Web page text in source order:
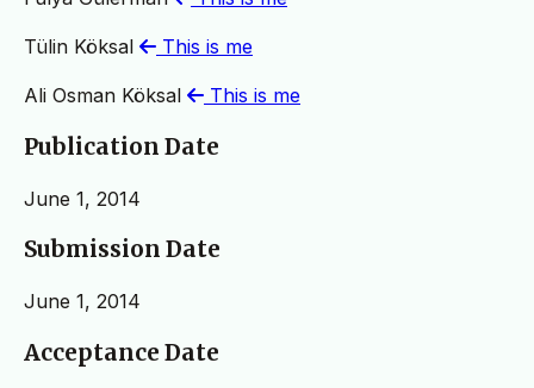
Tülin Köksal This is me
Ali Osman Köksal This is me
Publication Date
June 1, 2014
Submission Date
June 1, 2014
Acceptance Date